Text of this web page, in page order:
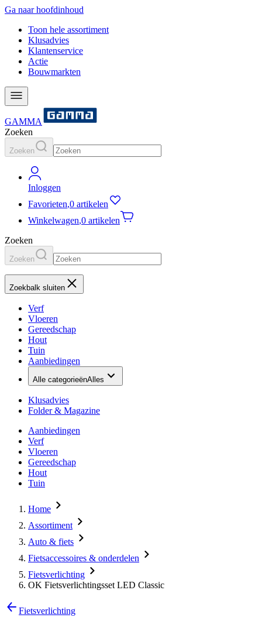
Ga naar hoofdinhoud
Toon hele assortiment
Klusadvies
Klantenservice
Actie
Bouwmarkten
GAMMA
Zoeken
Zoeken
Inloggen
Favorieten,0 artikelen
Winkelwagen,0 artikelen
Zoeken
Zoeken
Zoekbalk sluiten
Verf
Vloeren
Gereedschap
Hout
Tuin
Aanbiedingen
Alle categorieënAlles
Klusadvies
Folder & Magazine
Aanbiedingen
Verf
Vloeren
Gereedschap
Hout
Tuin
Home
Assortiment
Auto & fiets
Fietsaccessoires & onderdelen
Fietsverlichting
OK Fietsverlichtingsset LED Classic
Fietsverlichting